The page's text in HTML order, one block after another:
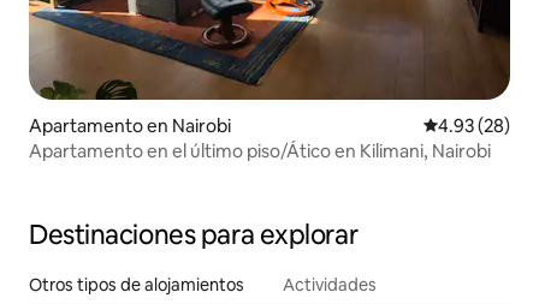
Apartamento en Nairobi Calificación
4.93 (28)
Apartamento en el último piso/Ático en Kilimani, Nairobi
Destinaciones para explorar
Otros tipos de alojamientos Actividades